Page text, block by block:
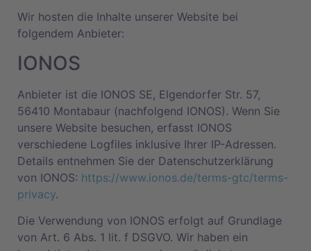
Wir hosten die Inhalte unserer Website bei
folgendem Anbieter:
IONOS
Anbieter ist die IONOS SE, Elgendorfer Str. 57,
56410 Montabaur (nachfolgend IONOS). Wenn Sie
unsere Website besuchen, erfasst IONOS
verschiedene Logfiles inklusive Ihrer IP-Adressen.
Details entnehmen Sie der Datenschutzerklärung
von IONOS: https://www.ionos.de/terms-gtc/terms-
privacy.
Die Verwendung von IONOS erfolgt auf Grundlage
von Art. 6 Abs. 1 lit. f DSGVO. Wir haben ein